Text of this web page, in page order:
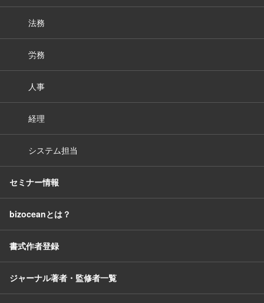
法務
労務
人事
経理
システム担当
セミナー情報
bizoceanとは？
書式作者登録
ジャーナル著者・監修者一覧